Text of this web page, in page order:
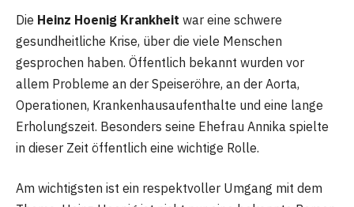
Die Heinz Hoenig Krankheit war eine schwere
gesundheitliche Krise, über die viele Menschen
gesprochen haben. Öffentlich bekannt wurden vor
allem Probleme an der Speiseröhre, an der Aorta,
Operationen, Krankenhausaufenthalte und eine lange
Erholungszeit. Besonders seine Ehefrau Annika spielte
in dieser Zeit öffentlich eine wichtige Rolle.
Am wichtigsten ist ein respektvoller Umgang mit dem